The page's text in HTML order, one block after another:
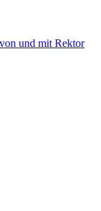
und mit Rektor